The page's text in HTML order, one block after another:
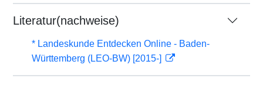
Literatur(nachweise)
* Landeskunde Entdecken Online - Baden-
Württemberg (LEO-BW) [2015-]